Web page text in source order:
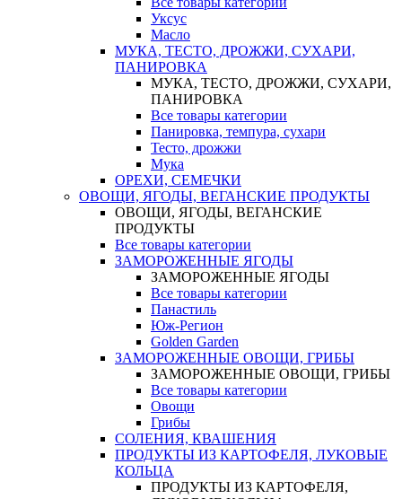
Уксус
Масло
МУКА, ТЕСТО, ДРОЖЖИ, СУХАРИ,
ПАНИРОВКА
МУКА, ТЕСТО, ДРОЖЖИ, СУХАРИ,
ПАНИРОВКА
Все товары категории
Панировка, темпура, сухари
Тесто, дрожжи
Мука
ОРЕХИ, СЕМЕЧКИ
ОВОЩИ, ЯГОДЫ, ВЕГАНСКИЕ ПРОДУКТЫ
ОВОЩИ, ЯГОДЫ, ВЕГАНСКИЕ
ПРОДУКТЫ
Все товары категории
ЗАМОРОЖЕННЫЕ ЯГОДЫ
ЗАМОРОЖЕННЫЕ ЯГОДЫ
Все товары категории
Панастиль
Юж-Регион
Golden Garden
ЗАМОРОЖЕННЫЕ ОВОЩИ, ГРИБЫ
ЗАМОРОЖЕННЫЕ ОВОЩИ, ГРИБЫ
Все товары категории
Овощи
Грибы
СОЛЕНИЯ, КВАШЕНИЯ
ПРОДУКТЫ ИЗ КАРТОФЕЛЯ, ЛУКОВЫЕ
КОЛЬЦА
ПРОДУКТЫ ИЗ КАРТОФЕЛЯ,